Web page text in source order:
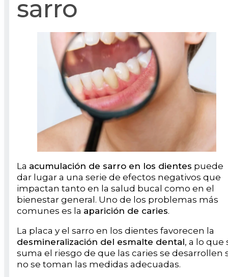
sarro
La acumulación de sarro en los dientes puede
dar lugar a una serie de efectos negativos que
impactan tanto en la salud bucal como en el
bienestar general. Uno de los problemas más
comunes es la aparición de caries.
La placa y el sarro en los dientes favorecen la
desmineralización del esmalte dental, a lo que
suma el riesgo de que las caries se desarrollen
no se toman las medidas adecuadas.